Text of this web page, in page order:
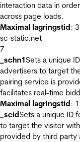
interaction data in
across page loads.
Maximal lagringstid:
sc-static.net
7
_schn1Sets a unique
advertisers to target
pairing service is
facilitates real-time
Maximal lagringstid:
_scidSets a unique ID
to target the visitor
provided by third party